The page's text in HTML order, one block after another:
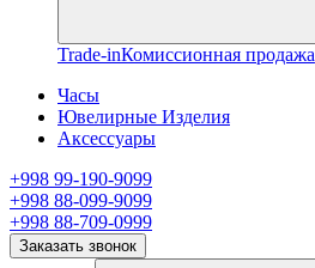
Trade-inКомиссионная продажа
Часы
Ювелирные Изделия
Аксессуары
+998 99-190-9099
+998 88-099-9099
+998 88-709-0999
Заказать звонок